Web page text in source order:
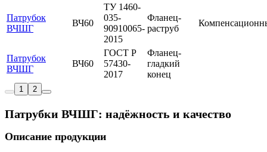
Патрубок
ВЧШГ
ВЧ60
ТУ 1460-
035-
90910065-
2015
Фланец-
раструб
Патрубок
ВЧШГ
ВЧ60
ГОСТ Р
57430-
2017
Фланец-
гладкий
конец
1 2
Патрубки ВЧШГ: надёжность и качество
Описание продукции